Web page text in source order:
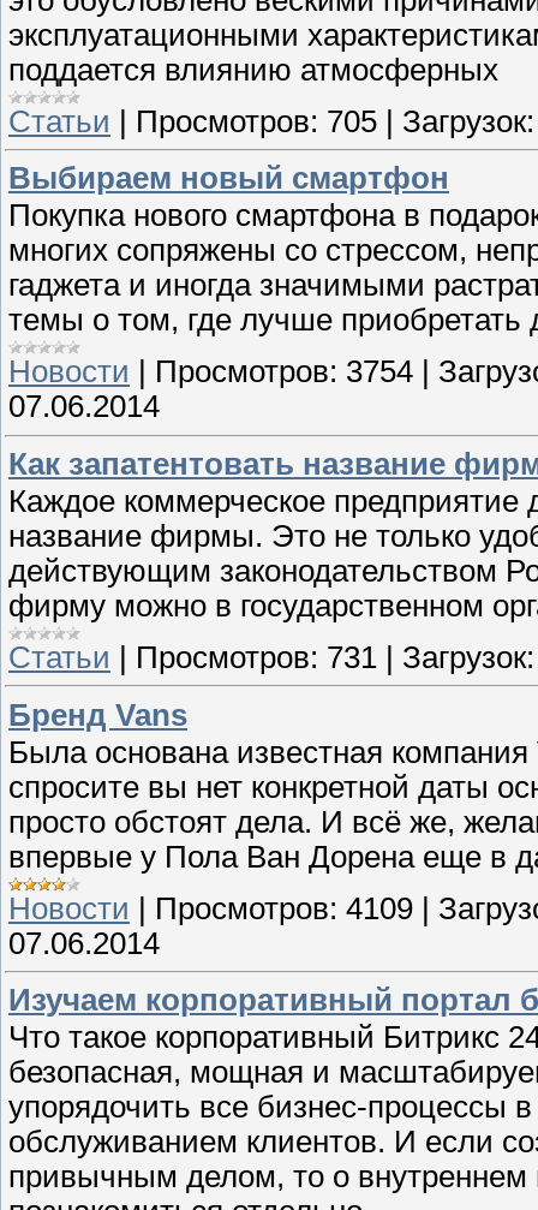
эксплуатационными
поддается влиянию атмосферных
Статьи | Просмотров: 705 | Загрузок:
Выбираем новый смартфон
Покупка нового смартфона в
многих сопряжены со стрессом,
гаджета и иногда значимыми
темы о том, где лучше приобретать
Новости
Просмотров: 3754
07.06.2014
Как запатентовать название
Каждое коммерческое предприятие
название фирмы. Это не только
действующим законодательством
фирму можно в государственном
Статьи
Просмотров: 731
Загрузок:
Бренд Vans
Была основана известная
спросите вы нет конкретной даты
просто обстоят дела. И всё же,
впервые у Пола Ван Дорена еще в
Новости | Просмотров: 4109 |
07.06.2014
Изучаем корпоративный портал
Что такое корпоративный Битрикс
безопасная, мощная и
упорядочить все бизнес-процессы
обслуживанием клиентов. И если
привычным делом, то о внутреннем